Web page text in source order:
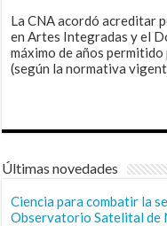
La CNA acordó acreditar
en Artes Integradas y el
máximo de años
(según la normativa
Últimas novedades
Ciencia para combatir la
Observatorio Satelital de